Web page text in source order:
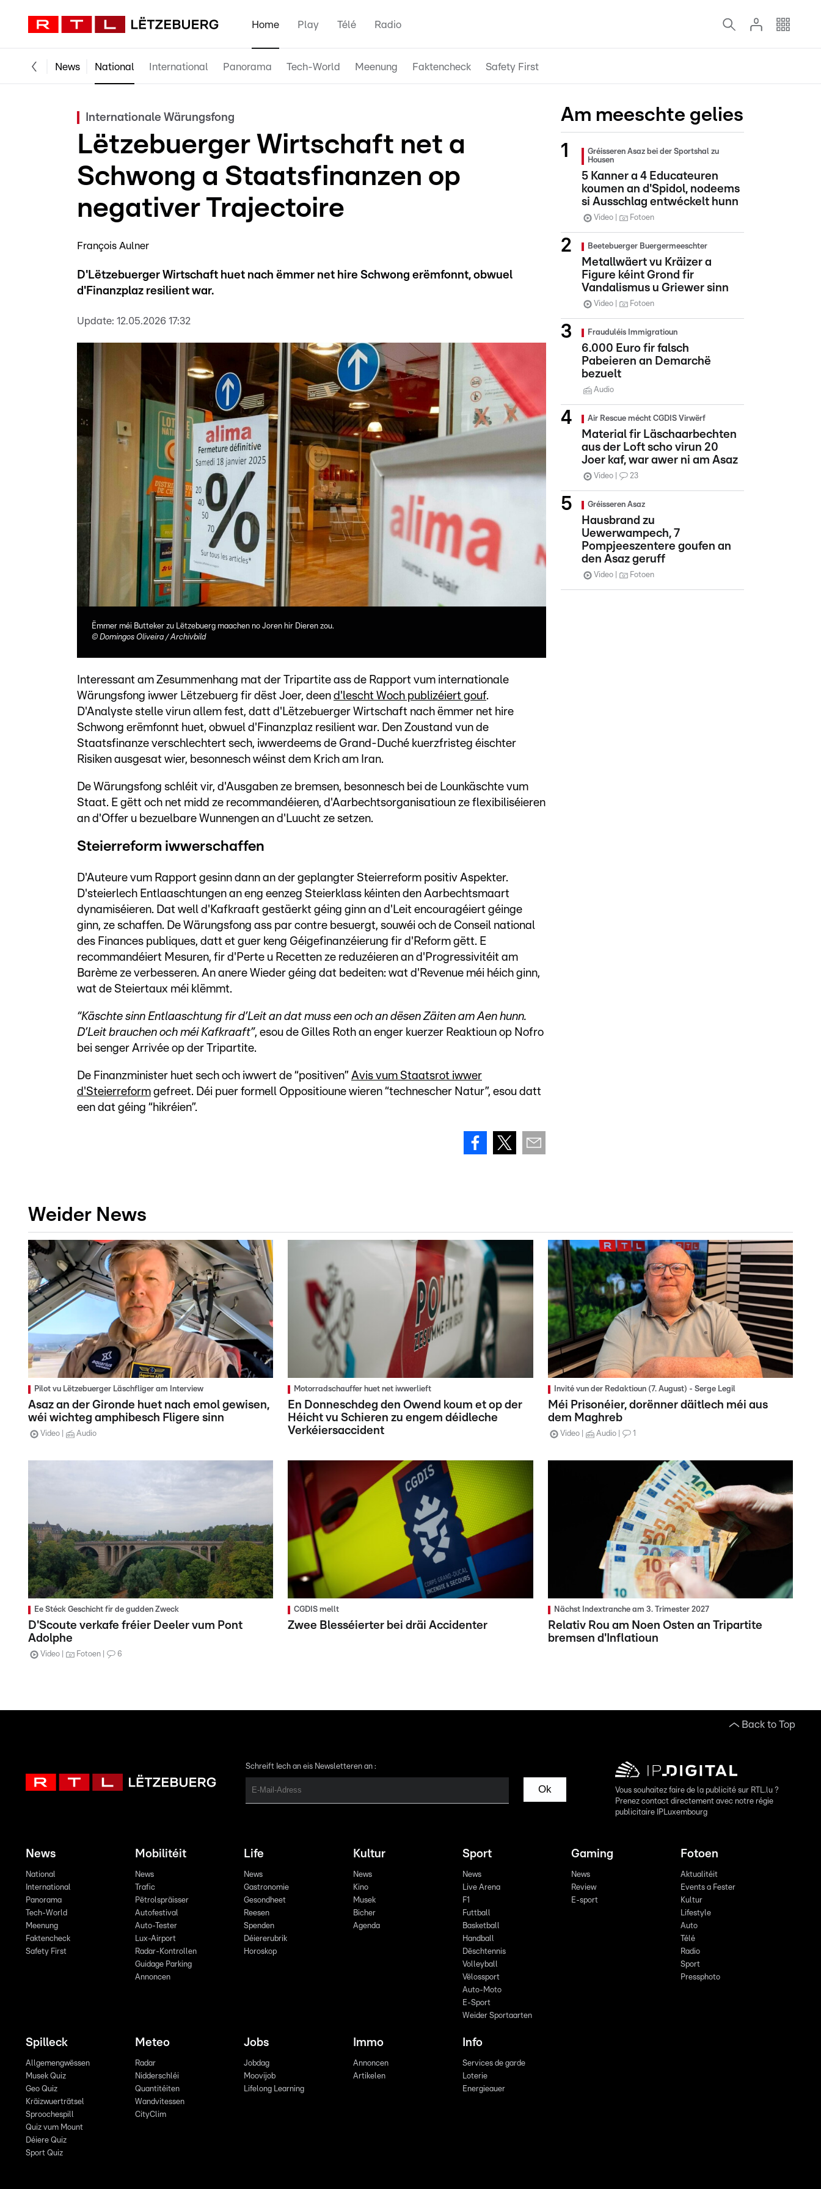
Home Play Télé Radio
News National International Panorama Tech-World Meenung Faktencheck Safety First
Internationale Wärungsfong
Lëtzebuerger Wirtschaft net a
Schwong a Staatsfinanzen op
negativer Trajectoire
François Aulner
D'Lëtzebuerger Wirtschaft huet nach ëmmer net hire Schwong erëmfonnt, obwuel
d'Finanzplaz resilient war.
Update: 12.05.2026 17:32
Ëmmer méi Butteker zu Lëtzebuerg maachen no Joren hir Dieren zou.
© Domingos Oliveira / Archivbild
Interessant am Zesummenhang mat der Tripartite ass de Rapport vum internationale
Wärungsfong iwwer Lëtzebuerg fir dëst Joer, deen d'lescht Woch publizéiert gouf.
D'Analyste stelle virun allem fest, datt d'Lëtzebuerger Wirtschaft nach ëmmer net hire
Schwong erëmfonnt huet, obwuel d'Finanzplaz resilient war. Den Zoustand vun de
Staatsfinanze verschlechtert sech, iwwerdeems de Grand-Duché kuerzfristeg éischter
Risiken ausgesat wier, besonnesch wéinst dem Krich am Iran.
De Wärungsfong schléit vir, d'Ausgaben ze bremsen, besonnesch bei de Lounkäschte vum
Staat. E gëtt och net midd ze recommandéieren, d'Aarbechtsorganisatioun ze flexibiliséieren
an d'Offer u bezuelbare Wunnengen an d'Luucht ze setzen.
Steierreform iwwerschaffen
D'Auteure vum Rapport gesinn dann an der geplangter Steierreform positiv Aspekter.
D'steierlech Entlaaschtungen an eng eenzeg Steierklass kéinten den Aarbechtsmaart
dynamiséieren. Dat well d'Kafkraaft gestäerkt géing ginn an d'Leit encouragéiert géinge
ginn, ze schaffen. De Wärungsfong ass par contre besuergt, souwéi och de Conseil national
des Finances publiques, datt et guer keng Géigefinanzéierung fir d'Reform gëtt. E
recommandéiert Mesuren, fir d'Perte u Recetten ze reduzéieren an d'Progressivitéit am
Barème ze verbesseren. An anere Wieder géing dat bedeiten: wat d'Revenue méi héich ginn,
wat de Steiertaux méi klëmmt.
“Käschte sinn Entlaaschtung fir d’Leit an dat muss een och an dësen Zäiten am Aen hunn.
D’Leit brauchen och méi Kafkraaft”, esou de Gilles Roth an enger kuerzer Reaktioun op Nofro
bei senger Arrivée op der Tripartite.
De Finanzminister huet sech och iwwert de “positiven” Avis vum Staatsrot iwwer
d'Steierreform gefreet. Déi puer formell Oppositioune wieren “technescher Natur”, esou datt
een dat géing “hikréien”.
Am meeschte gelies
Gréisseren Asaz bei der Sportshal zu
Housen
5 Kanner a 4 Educateuren
koumen an d'Spidol, nodeems
si Ausschlag entwéckelt hunn
Video Fotoen
Beetebuerger Buergermeeschter
Metallwäert vu Kräizer a
Figure kéint Grond fir
Vandalismus u Griewer sinn
Video Fotoen
Frauduléis Immigratioun
6.000 Euro fir falsch
Pabeieren an Demarchë
bezuelt
Audio
Air Rescue mécht CGDIS Virwërf
Material fir Läschaarbechten
aus der Loft scho virun 20
Joer kaf, war awer ni am Asaz
Video 23
Gréisseren Asaz
Hausbrand zu
Uewerwampech, 7
Pompjeeszentere goufen an
den Asaz geruff
Video Fotoen
Weider News
Pilot vu Lëtzebuerger Läschfliger am Interview
Asaz an der Gironde huet nach emol gewisen,
wéi wichteg amphibesch Fligere sinn
Video Audio
Motorradschauffer huet net iwwerlieft
En Donneschdeg den Owend koum et op der
Héicht vu Schieren zu engem déidleche
Verkéiersaccident
Invité vun der Redaktioun (7. August) - Serge Legil
Méi Prisonéier, dorënner däitlech méi aus
dem Maghreb
Video Audio 1
Ee Stéck Geschicht fir de gudden Zweck
D'Scoute verkafe fréier Deeler vum Pont
Adolphe
Video Fotoen 6
CGDIS mellt
Zwee Blesséierter bei dräi Accidenter
Nächst Indextranche am 3. Trimester 2027
Relativ Rou am Noen Osten an Tripartite
bremsen d'Inflatioun
Back to Top
Schreift Iech an eis Newsletteren an :
Ok
Vous souhaitez faire de la publicité sur RTL.lu ?
Prenez contact directement avec notre régie
publicitaire IPLuxembourg
News
National
International
Panorama
Tech-World
Meenung
Faktencheck
Safety First
Mobilitéit
News
Trafic
Pëtrolspräisser
Autofestival
Auto-Tester
Lux-Airport
Radar-Kontrollen
Guidage Parking
Annoncen
Life
News
Gastronomie
Gesondheet
Reesen
Spenden
Déiererubrik
Horoskop
Kultur
News
Kino
Musek
Bicher
Agenda
Sport
News
Live Arena
F1
Futtball
Basketball
Handball
Dëschtennis
Volleyball
Vëlossport
Auto-Moto
E-Sport
Weider Sportaarten
Gaming
News
Review
E-sport
Fotoen
Aktualitéit
Events a Fester
Kultur
Lifestyle
Auto
Télé
Radio
Sport
Pressphoto
Spilleck
Allgemengwëssen
Musek Quiz
Geo Quiz
Kräizwuerträtsel
Sproochespill
Quiz vum Mount
Déiere Quiz
Sport Quiz
Meteo
Radar
Nidderschléi
Quantitéiten
Wandvitessen
CityClim
Jobs
Jobdag
Moovijob
Lifelong Learning
Immo
Annoncen
Artikelen
Info
Services de garde
Loterie
Energieauer